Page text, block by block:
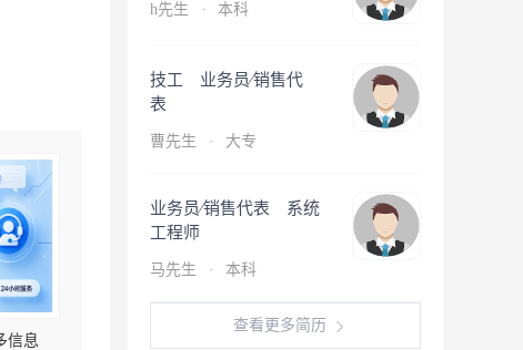
信息
h先生 · 本科
技工 业务员∕销售代
表
曹先生 · 大专
业务员∕销售代表 系统
工程师
马先生 · 本科
查看更多简历